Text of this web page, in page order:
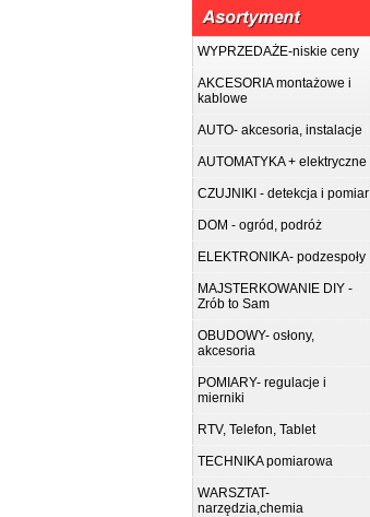
WYPRZEDAŻE-niskie ceny
AKCESORIA montażowe i
kablowe
AUTO- akcesoria, instalacje
AUTOMATYKA + elektryczne
CZUJNIKI - detekcja i pomiar
DOM - ogród, podróż
ELEKTRONIKA- podzespoły
MAJSTERKOWANIE DIY -
Zrób to Sam
OBUDOWY- osłony,
akcesoria
POMIARY- regulacje i
mierniki
RTV, Telefon, Tablet
TECHNIKA pomiarowa
WARSZTAT-
narzędzia,chemia